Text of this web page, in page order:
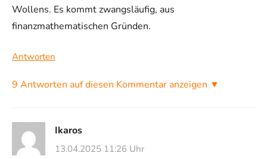
Wollens. Es kommt zwangsläufig, aus
finanzmathematischen Gründen.
Antworten
9 Antworten auf diesen Kommentar anzeigen ▼
Ikaros
13.04.2025 11:26 Uhr